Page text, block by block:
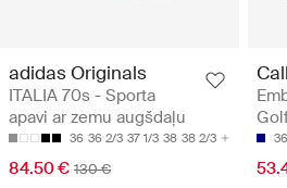
adidas Originals
ITALIA 70s - Sporta
apavi ar zemu augšdaļu
36 36 2/3 37 1/3 38 38 2/3
84.50 € 130 €
36